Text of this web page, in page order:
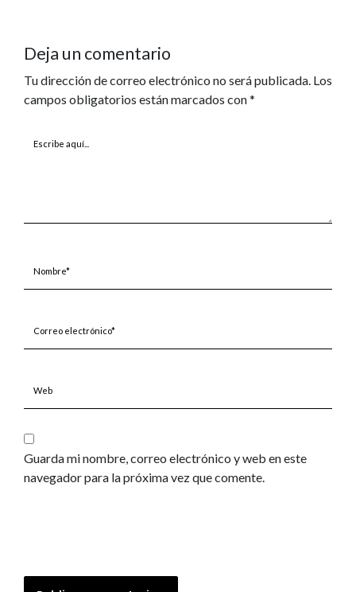
Deja un comentario
Tu dirección de correo electrónico no será publicada. Los
campos obligatorios están marcados con*
Escribe
electrónico*
Guarda mi nombre, correo electrónico y web en este
navegador para la próxima vez que comente.